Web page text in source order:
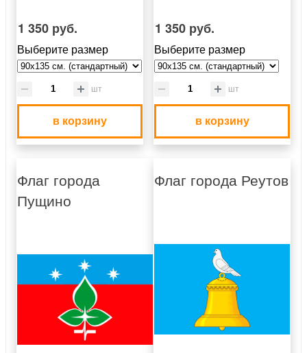
1 350 руб.
Выберите размер
шт
в корзину
1 350 руб.
Выберите размер
шт
в корзину
Флаг города
Пущино
Флаг города Реутов